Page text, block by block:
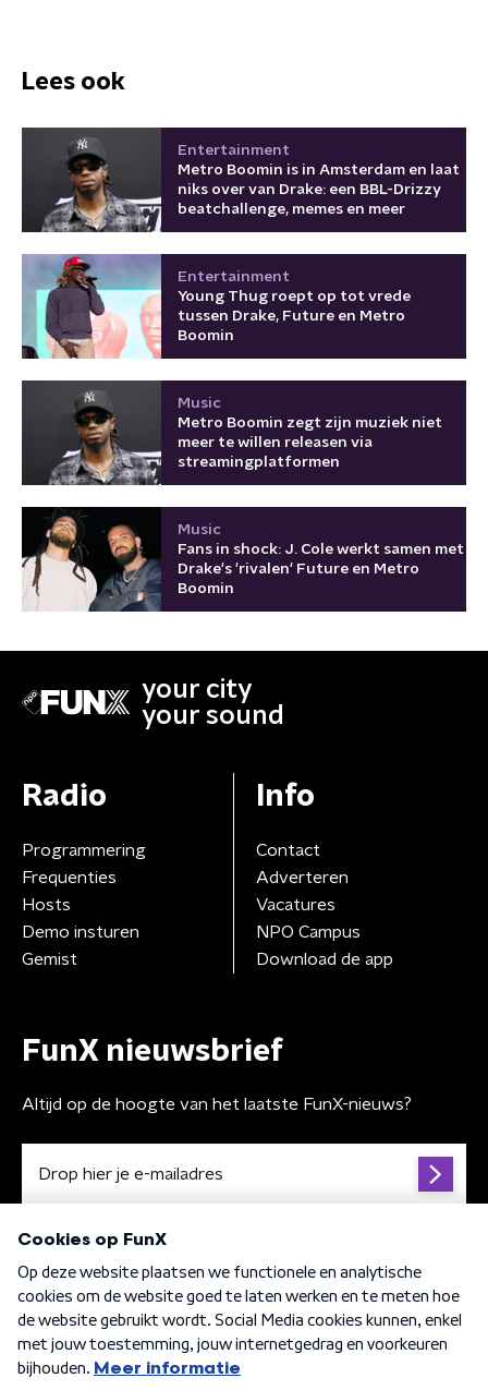
Lees ook
Entertainment
Metro Boomin is in Amsterdam en laat
niks over van Drake: een BBL-Drizzy
beatchallenge, memes en meer
Entertainment
Young Thug roept op tot vrede
tussen Drake, Future en Metro
Boomin
Music
Metro Boomin zegt zijn muziek niet
meer te willen releasen via
streamingplatformen
Music
Fans in shock: J. Cole werkt samen met
Drake's 'rivalen' Future en Metro
Boomin
your city
your sound
Radio
Programmering
Frequenties
Hosts
Demo insturen
Gemist
Info
Contact
Adverteren
Vacatures
NPO Campus
Download de app
FunX nieuwsbrief
Altijd op de hoogte van het laatste FunX-nieuws?
Algemene voorwaarden Privacybeleid